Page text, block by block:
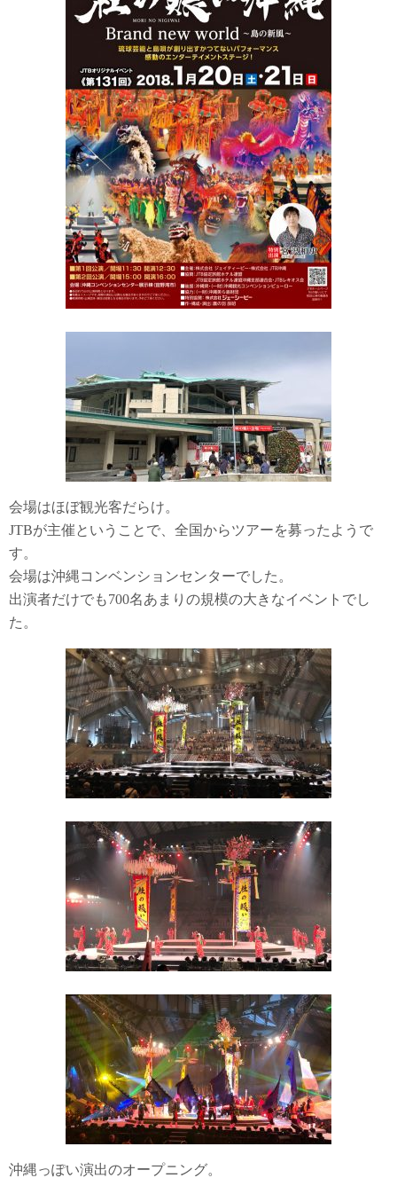
会場はほぼ観光客だらけ。
JTBが主催ということで、全国からツアーを募ったようで
す。
会場は沖縄コンベンションセンターでした。
出演者だけでも700名あまりの規模の大きなイベントでし
た。
沖縄っぽい演出のオープニング。